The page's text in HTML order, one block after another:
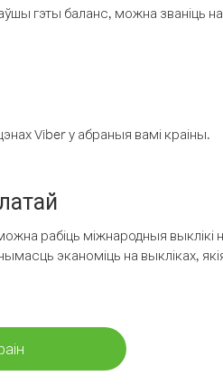
гэты баланс, можна званіць
Viber у абраныя вамі краіны.
рабіць міжнародныя выклікі
эканоміць на выкліках,